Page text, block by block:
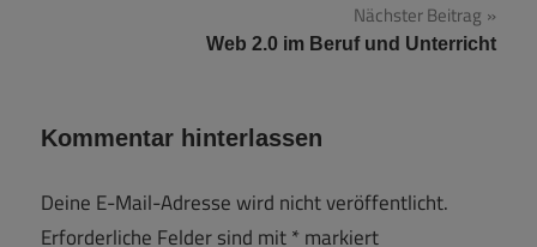
Nächster Beitrag
Web 2.0 im Beruf und Unterricht
Kommentar hinterlassen
Deine E-Mail-Adresse wird nicht veröffentlicht.
Erforderliche Felder sind mit* markiert